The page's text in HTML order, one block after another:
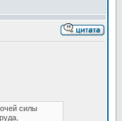
силы